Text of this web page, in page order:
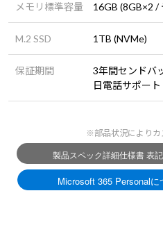
メモリ標準容量 16GB (8GB×2 /
M.2 SSD 1TB (NVMe)
保証期間
3年間センドバ
日電話サポート
※部品状況によりカ